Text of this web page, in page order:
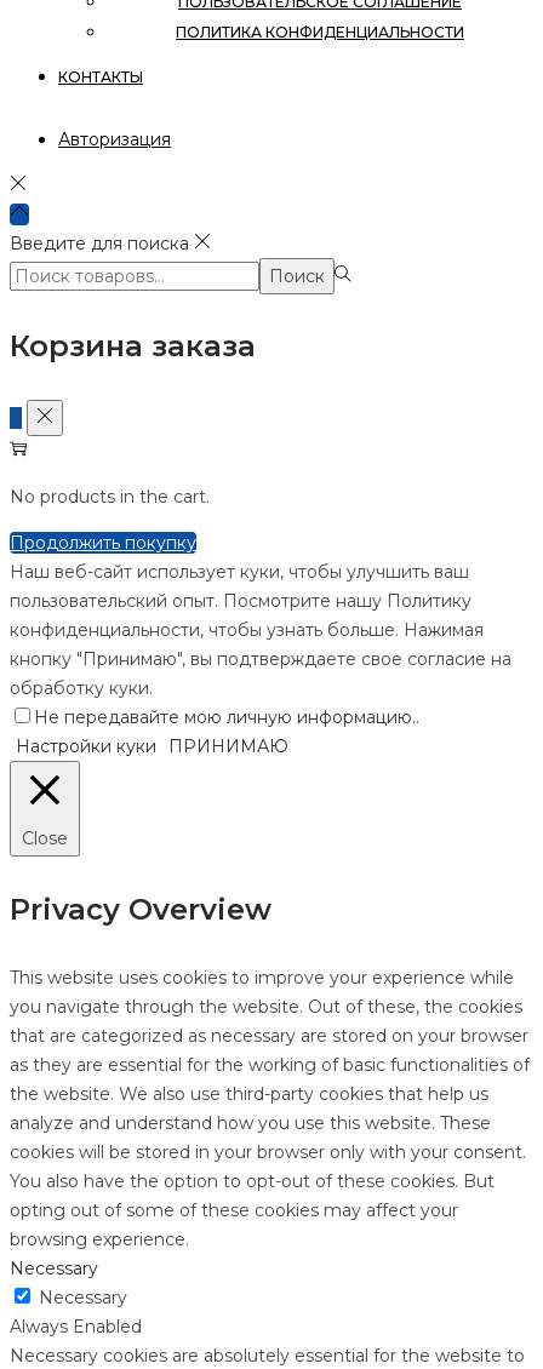
ПОЛИТИКА КОНФИДЕНЦИАЛЬНОСТИ
КОНТАКТЫ
Авторизация
Введите для поиска
Поиск:>
Поиск
Корзина заказа
0
No products in the cart.
Продолжить покупку
Наш веб-сайт использует куки, чтобы улучшить ваш
пользовательский опыт. Посмотрите нашу Политику
конфиденциальности, чтобы узнать больше. Нажимая
кнопку "Принимаю", вы подтверждаете свое согласие на
обработку куки.
Не передавайте мою личную информацию..
Настройки куки
ПРИНИМАЮ
Close
Privacy Overview
This website uses cookies to improve your experience while
you navigate through the website. Out of these, the cookies
that are categorized as necessary are stored on your browser
as they are essential for the working of basic functionalities of
the website. We also use third-party cookies that help us
analyze and understand how you use this website. These
cookies will be stored in your browser only with your consent.
You also have the option to opt-out of these cookies. But
opting out of some of these cookies may affect your
browsing experience.
Necessary
Necessary
Always Enabled
Necessary cookies are absolutely essential for the website to